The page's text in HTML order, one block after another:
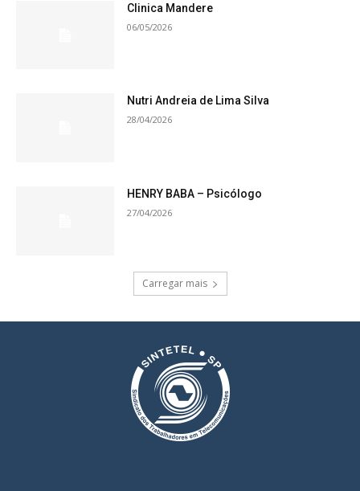
Clinica Mandere
06/05/2026
Nutri Andreia de Lima Silva
28/04/2026
HENRY BABA – Psicólogo
27/04/2026
Carregar mais